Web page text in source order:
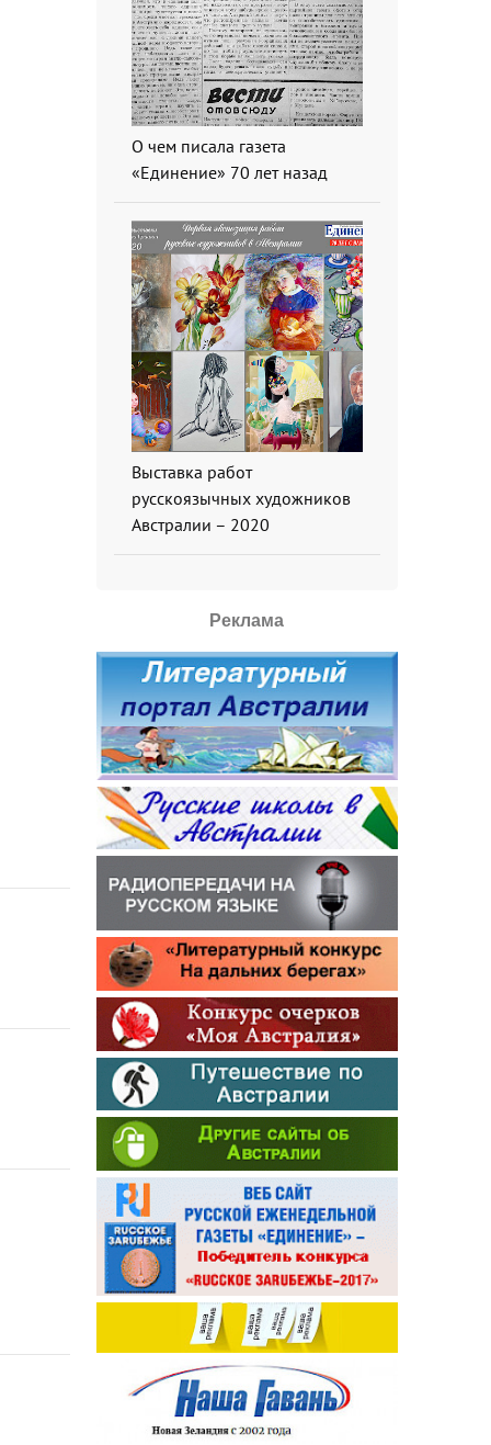
О чем писала газета
«Единение» 70 лет назад
Выставка работ
русскоязычных художников
Австралии – 2020
Реклама